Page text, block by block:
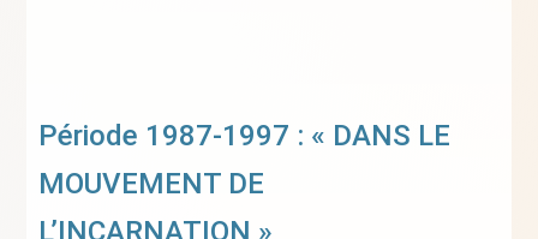
Période 1987-1997 : « DANS LE
MOUVEMENT DE
L’INCARNATION »